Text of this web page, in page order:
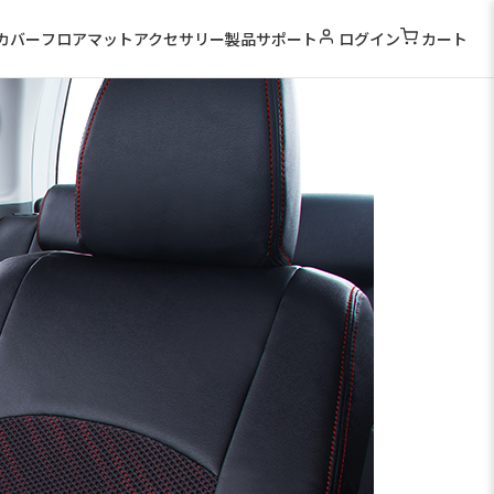
バーフロアマットアクセサリー製品サポート ログイン カート